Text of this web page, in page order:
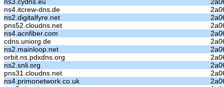
ns4.itcrew-dns.de
ns2.digitalfyre.net
pns52.cloudns.net
ns4.acnfiber.com
cdns.uniorg.de
ns2.mainloop.net
orbit.ns.pdxdns.org
ns2.snli.org
pns31.cloudns.net
ns4.primonetwork.co.uk